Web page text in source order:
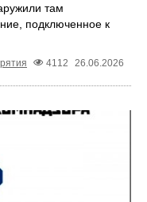
там
подключенное к
4112 26.06.2026